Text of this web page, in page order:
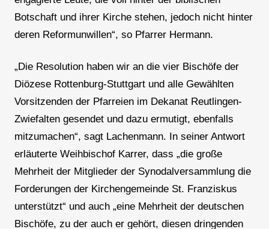
Botschaft und ihrer Kirche stehen, jedoch nicht hinter
deren Reformunwillen“, so Pfarrer Hermann.
„Die Resolution haben wir an die vier Bischöfe der
Diözese Rottenburg-Stuttgart und alle Gewählten
Vorsitzenden der Pfarreien im Dekanat Reutlingen-
Zwiefalten gesendet und dazu ermutigt, ebenfalls
mitzumachen“, sagt Lachenmann. In seiner Antwort
erläuterte Weihbischof Karrer, dass „die große
Mehrheit der Mitglieder der Synodalversammlung die
Forderungen der Kirchengemeinde St. Franziskus
unterstützt“ und auch „eine Mehrheit der deutschen
Bischöfe, zu der auch er gehört, diesen dringenden